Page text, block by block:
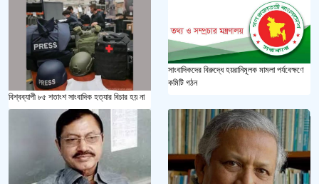
বিশ্বব্যাপী ৮৫ শতাংশ সাংবাদিক হত্যার বিচার হয় না
সাংবাদিকদের বিরুদ্ধে হয়রানিমূলক মামলা পর্যবেক্ষণে
কমিটি গঠন